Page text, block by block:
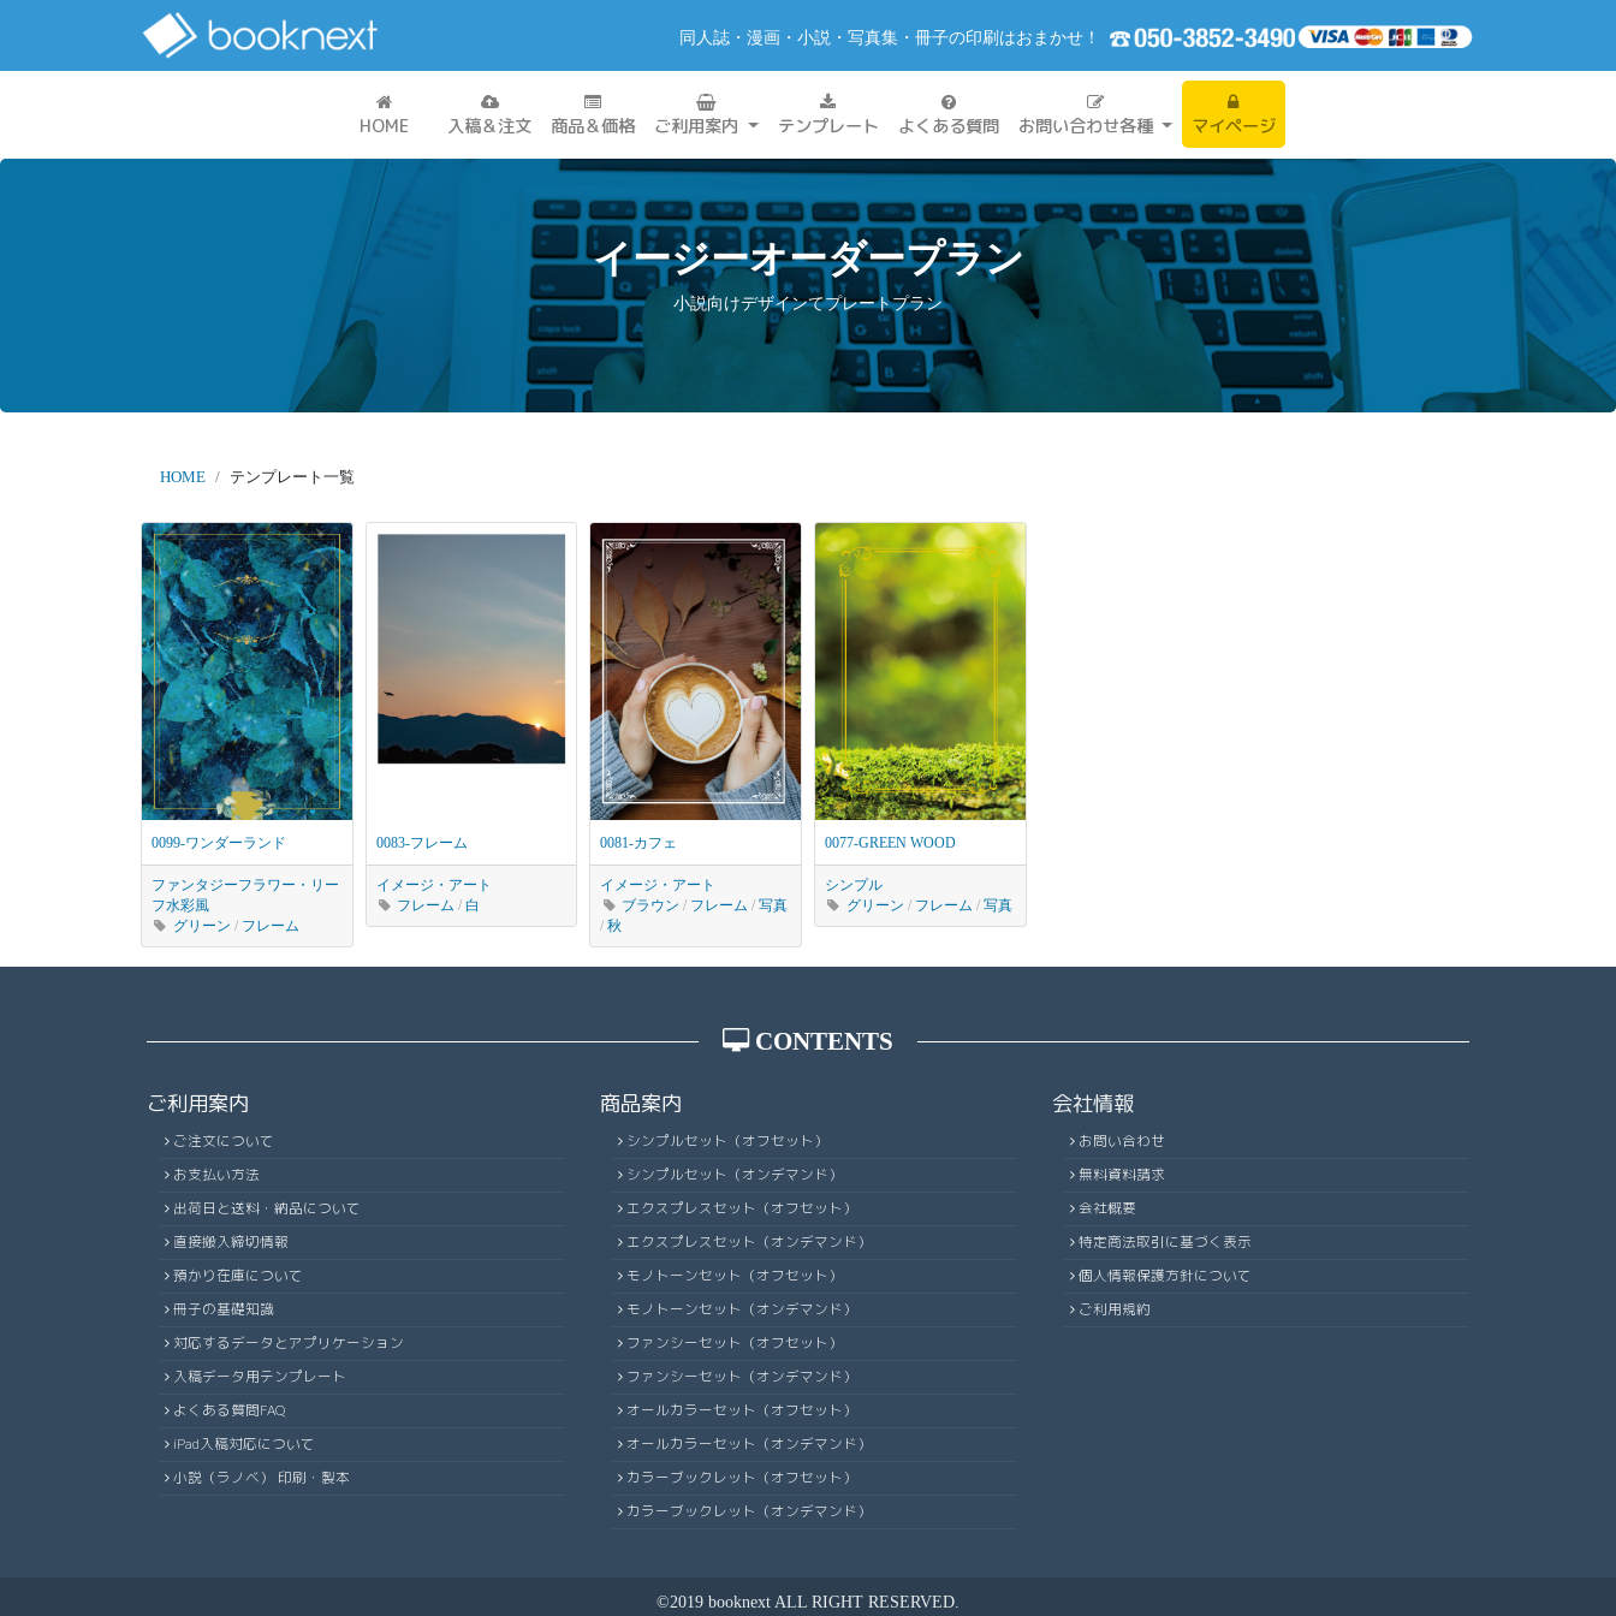
同人誌・漫画・小説・写真集・冊子の印刷はおまかせ！
HOME 入稿＆注文 商品＆価格 ご利用案内 テンプレート よくある質問 お問い合わせ各種 マイページ
イージーオーダープラン
小説向けデザインてプレートプラン
HOME テンプレート一覧
0099-ワンダーランド
ファンタジーフラワー・リー
フ水彩風
グリーン / フレーム
0083-フレーム
イメージ・アート
フレーム / 白
0081-カフェ
イメージ・アート
ブラウン / フレーム /写真
/秋
0077-GREEN WOOD
シンプル
グリーン / フレーム / 写真
CONTENTS
ご利用案内
ご注文について
お支払い方法
出荷日と送料・納品について
直接搬入締切情報
預かり在庫について
冊子の基礎知識
対応するデータとアプリケーション
入稿データ用テンプレート
よくある質問FAQ
iPad入稿対応について
小説（ラノベ） 印刷・製本
商品案内
シンプルセット（オフセット）
シンプルセット（オンデマンド）
エクスプレスセット（オフセット）
エクスプレスセット（オンデマンド）
モノトーンセット（オフセット）
モノトーンセット（オンデマンド）
ファンシーセット（オフセット）
ファンシーセット（オンデマンド）
オールカラーセット（オフセット）
オールカラーセット（オンデマンド）
カラーブックレット（オフセット）
カラーブックレット（オンデマンド）
会社情報
お問い合わせ
無料資料請求
会社概要
特定商法取引に基づく表示
個人情報保護方針について
ご利用規約
©2019 booknext ALL RIGHT RESERVED.